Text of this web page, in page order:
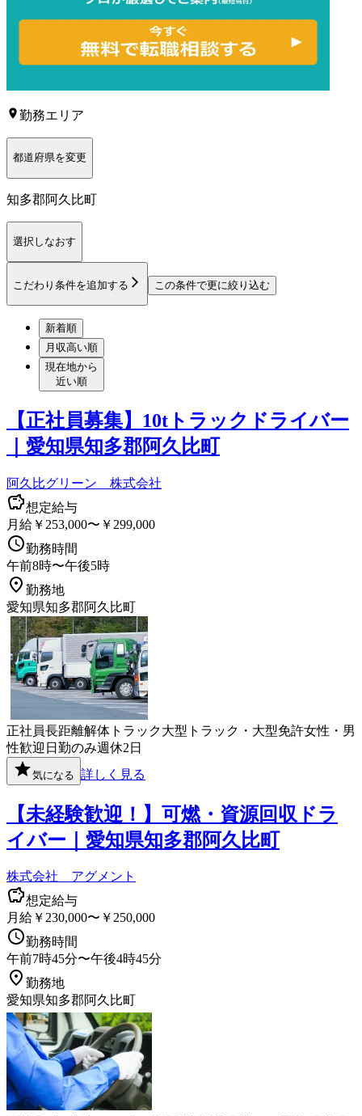
勤務エリア
都道府県を変更
知多郡阿久比町
選択しなおす
こだわり条件を追加する この条件で更に絞り込む
新着順
月収高い順
現在地から
近い順
【正社員募集】10tトラックドライバー
｜愛知県知多郡阿久比町
阿久比グリーン 株式会社
想定給与
月給￥253,000〜￥299,000
勤務時間
午前8時〜午後5時
勤務地
愛知県知多郡阿久比町
正社員長距離解体 トラック大型トラック・大型免許女性・男
性歓迎 日勤のみ週休2日
気になる 詳しく見る
【未経験歓迎！】可燃・資源回収ドラ
イバー｜愛知県知多郡阿久比町
株式会社 アグメント
想定給与
月給￥230,000〜￥250,000
勤務時間
午前7時45分〜午後4時45分
勤務地
愛知県知多郡阿久比町